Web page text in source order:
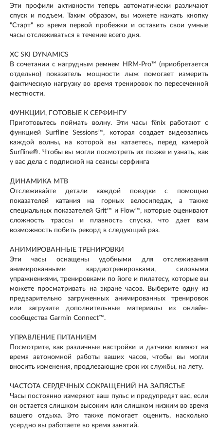
Эти профили активности теперь автоматически различают
спуск и подъем. Таким образом, вы можете нажать кнопку
"Старт" во время первой пробежки и оставить свои умные
часы отслеживаться в течение всего дня.
XC SKI DYNAMICS
В сочетании с нагрудным ремнем HRM-Pro™ (приобретается
отдельно) показатель мощности лыж помогает измерить
фактическую нагрузку во время тренировок по пересеченной
местности.
ФУНКЦИИ, ГОТОВЫЕ К СЕРФИНГУ
Приготовьтесь поймать волну. Эти часы fēnix работают с
функцией Surfline Sessions™, которая создает видеозапись
каждой волны, на которой вы катаетесь, перед камерой
Surfline®. Чтобы вы могли посмотреть их позже и узнать, как
у вас дела с подпиской на сеансы серфинга
ДИНАМИКА MTB
Отслеживайте детали каждой поездки с помощью
показателей катания на горных велосипедах, а также
специальных показателей Grit™ и Flow™, которые оценивают
сложность трассы и плавность спуска, что дает вам
возможность побить рекорд в следующий раз.
АНИМИРОВАННЫЕ ТРЕНИРОВКИ
Эти часы оснащены удобными для отслеживания
анимированными кардиотренировками, силовыми
упражнениями, тренировками по йоге и пилатесу, которые вы
можете просматривать на экране часов. Выберите одну из
предварительно загруженных анимированных тренировок
или загрузите дополнительные материалы из онлайн-
сообщества Garmin Connect™.
УПРАВЛЕНИЕ ПИТАНИЕМ
Посмотрите, как различные настройки и датчики влияют на
время автономной работы ваших часов, чтобы вы могли
вносить изменения, продлевающие срок их службы, на лету.
ЧАСТОТА СЕРДЕЧНЫХ СОКРАЩЕНИЙ НА ЗАПЯСТЬЕ
Часы постоянно измеряют ваш пульс и предупредят вас, если
он остается слишком высоким или слишком низким во время
вашего отдыха. Это также помогает оценить, насколько
усердно вы работаете во время занятий.